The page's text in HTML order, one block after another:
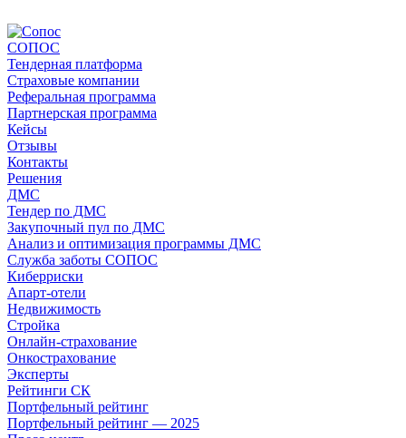
СОПОС
Тендерная платформа
Страховые компании
Реферальная программа
Партнерская программа
Кейсы
Отзывы
Контакты
Решения
ДМС
Тендер по ДМС
Закупочный пул по ДМС
Анализ и оптимизация программы ДМС
Служба заботы СОПОС
Киберриски
Апарт-отели
Недвижимость
Стройка
Онлайн-страхование
Онкострахование
Эксперты
Рейтинги СК
Портфельный рейтинг
Портфельный рейтинг — 2025